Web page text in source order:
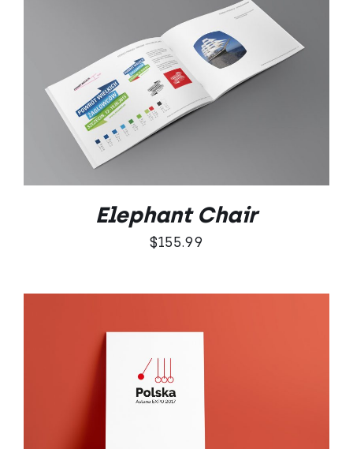
DODAJ DO KOSZYKA
/
SZCZEGÓŁY
Elephant Chair
$155.99
DODAJ DO KOSZYKA